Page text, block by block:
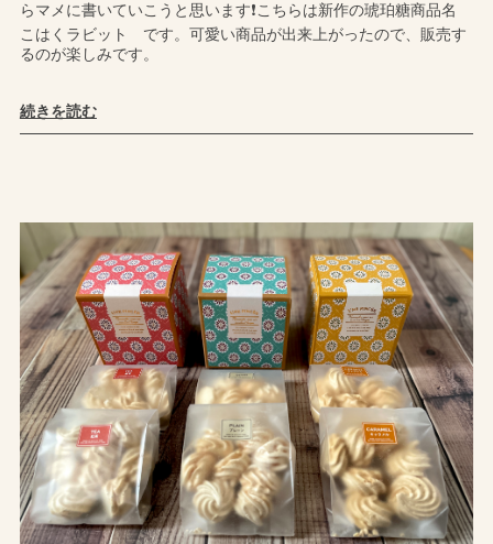
らマメに書いていこうと思います❗️こちらは新作の琥珀糖商品名
こはくラビット です。可愛い商品が出来上がったので、販売す
るのが楽しみです。
続きを読む